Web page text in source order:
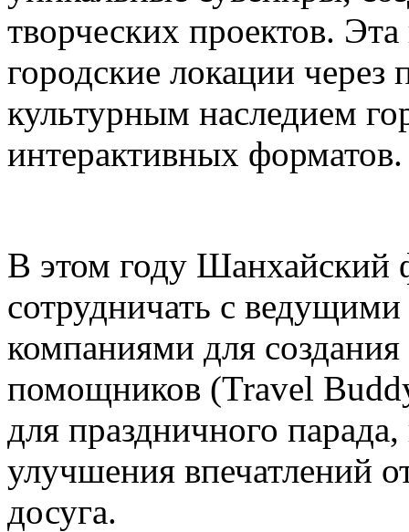
творческих проектов.
городские локации через
культурным наследием
интерактивных форматов.
В этом году Шанхайский
сотрудничать с
компаниями для
помощников (Travel
для праздничного
улучшения впечатлений
досуга.